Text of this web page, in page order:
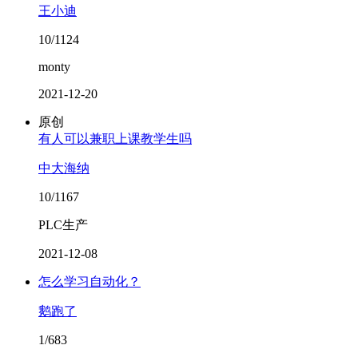
王小迪
10/1124
monty
2021-12-20
原创
有人可以兼职上课教学生吗
中大海纳
10/1167
PLC生产
2021-12-08
怎么学习自动化？
鹅跑了
1/683